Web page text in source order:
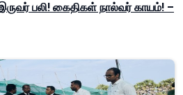
பலி! கைதிகள் நால்வர் காயம்! –